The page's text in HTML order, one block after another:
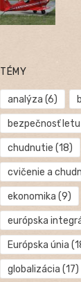
TÉMY
analýza (6)
bezpečnosť letu
chudnutie (18)
cvičenie a
ekonomika (9)
európska
Európska únia
globalizácia (17)